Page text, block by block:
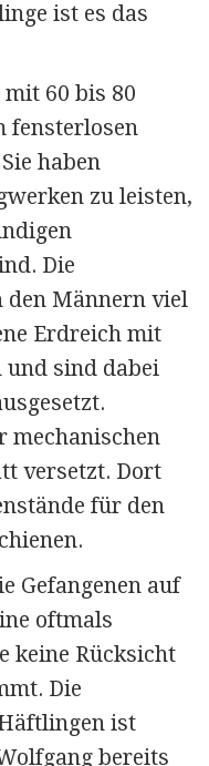
ist es das
60 bis 80
fensterlosen
haben
zu leisten,
Die
den Männern viel
Erdreich mit
und sind dabei
mechanischen
versetzt. Dort
für den
Gefangenen auf
oftmals
keine Rücksicht
Die
ist
bereits